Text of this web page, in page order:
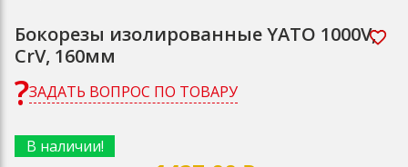
Бокорезы изолированные YATO 1000V,
CrV, 160мм
ЗАДАТЬ ВОПРОС ПО ТОВАРУ
В наличии!